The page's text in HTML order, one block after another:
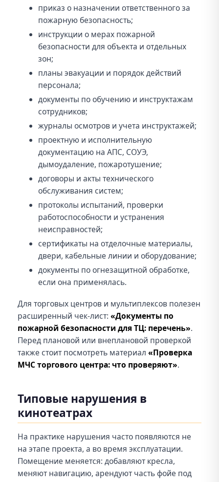
приказ о назначении ответственного за
пожарную безопасность;
инструкции о мерах пожарной
безопасности для объекта и отдельных
зон;
планы эвакуации и порядок действий
персонала;
документы по обучению и инструктажам
сотрудников;
журналы осмотров и учета инструктажей;
проектную и исполнительную
документацию на АПС, СОУЭ,
дымоудаление, пожаротушение;
договоры и акты технического
обслуживания систем;
протоколы испытаний, проверки
работоспособности и устранения
неисправностей;
сертификаты на отделочные материалы,
двери, кабельные линии и оборудование;
документы по огнезащитной обработке,
если она применялась.
Для торговых центров и мультиплексов полезен
расширенный чек-лист: «Документы по
пожарной безопасности для ТЦ: перечень».
Перед плановой или внеплановой проверкой
также стоит посмотреть материал «Проверка
МЧС торгового центра: что проверяют».
Типовые нарушения в
кинотеатрах
На практике нарушения часто появляются не
на этапе проекта, а во время эксплуатации.
Помещение меняется: добавляют кресла,
меняют навигацию, арендуют часть фойе под